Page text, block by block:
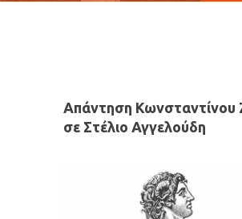
Απάντηση Κωνσταντίνου
σε Στέλιο Αγγελούδη